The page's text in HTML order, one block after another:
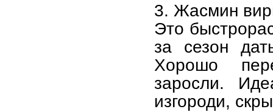
3. Жасмин
Это
за сезон
Хорошо
заросли.
изгороди,